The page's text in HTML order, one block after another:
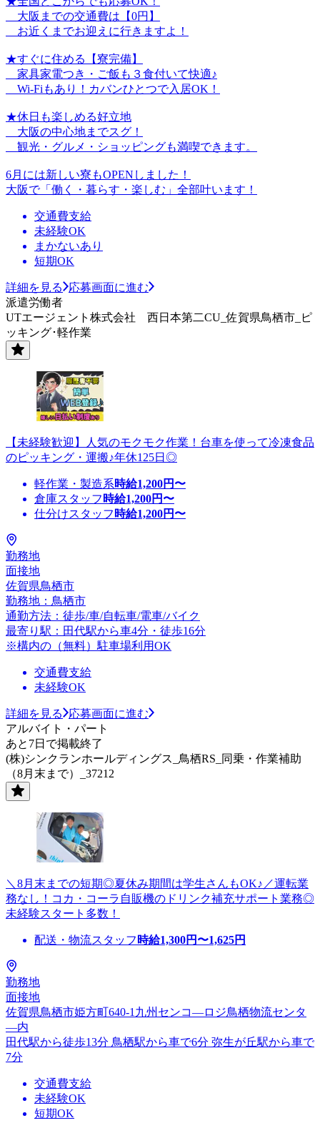
大阪までの交通費は【0円】
お近くまでお迎えに行きますよ！
★すぐに住める【寮完備】
家具家電つき・ご飯も３食付いて快適♪
Wi-Fiもあり！カバンひとつで入居OK！
★休日も楽しめる好立地
大阪の中心地までスグ！
観光・グルメ・ショッピングも満喫できます。
6月には新しい寮もOPENしました！
大阪で「働く・暮らす・楽しむ」全部叶います！
交通費支給
未経験OK
まかないあり
短期OK
詳細を見る
応募画面に進む
派遣労働者
UTエージェント株式会社 西日本第二CU_佐賀県鳥栖市_ピ
ッキング･軽作業
【未経験歓迎】人気のモクモク作業！台車を使って冷凍食品
のピッキング・運搬♪年休125日◎
軽作業・製造系時給1,200円〜
倉庫スタッフ 時給1,200円〜
仕分けスタッフ 時給1,200円〜
勤務地
面接地
佐賀県鳥栖市
勤務地：鳥栖市
通勤方法：徒歩/車/自転車/電車/バイク
最寄り駅：田代駅から車4分・徒歩16分
※構内の（無料）駐車場利用OK
交通費支給
未経験OK
詳細を見る
応募画面に進む
アルバイト・パート
あと7日で掲載終了
(株)シンクランホールディングス_鳥栖RS_同乗・作業補助
（8月末まで）_37212
＼8月末までの短期◎夏休み期間は学生さんもOK♪／運転業
務なし！コカ・コーラ自販機のドリンク補充サポート業務◎
未経験スタート多数！
配送・物流スタッフ 時給1,300円〜1,625円
勤務地
面接地
佐賀県鳥栖市姫方町640-1九州センコ―ロジ鳥栖物流センタ
―内
田代駅から徒歩13分 鳥栖駅から車で6分 弥生が丘駅から車で
7分
交通費支給
未経験OK
短期OK